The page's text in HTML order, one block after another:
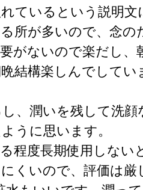
ているという説明
所が多いので、念の
がないので楽だし
結構楽しんでして
、潤いを残して洗
うに思います。
程度長期使用しない
くいので、評価は厳